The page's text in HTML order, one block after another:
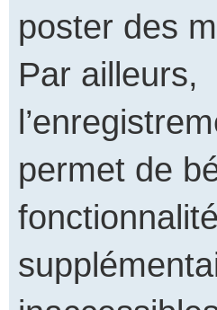
poster des
Par ailleurs,
permet de